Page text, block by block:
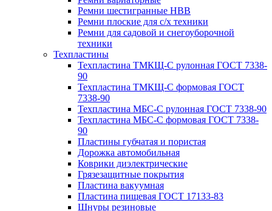
Ремни шестигранные HBB
Ремни плоские для с/х техники
Ремни для садовой и снегоуборочной
техники
Техпластины
Техпластина ТМКЩ-С рулонная ГОСТ 7338-
90
Техпластина ТМКЩ-С формовая ГОСТ
7338-90
Техпластина МБС-С рулонная ГОСТ 7338-90
Техпластина МБС-С формовая ГОСТ 7338-
90
Пластины губчатая и пористая
Дорожка автомобильная
Коврики диэлектрические
Грязезащитные покрытия
Пластина вакуумная
Пластина пищевая ГОСТ 17133-83
Шнуры резиновые